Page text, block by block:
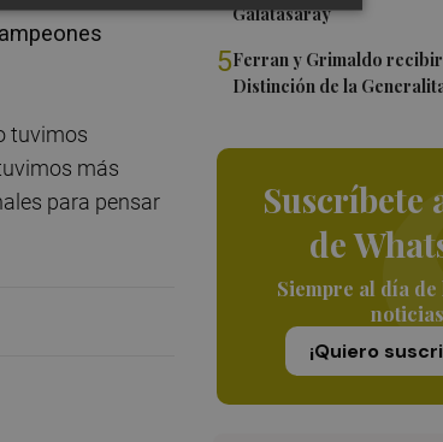
Galatasaray
5Ferran y Grimaldo
Distinción de la
Suscríbete
de
Siempre al día de
noticias
¡Quiero
tuvimos
más
para pensar